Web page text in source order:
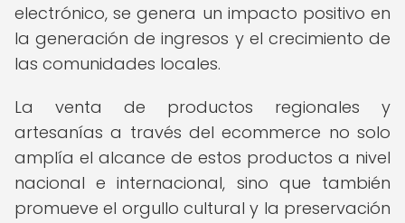
electrónico, se genera un impacto positivo en
la generación de ingresos y el crecimiento de
las comunidades locales.
La venta de productos regionales y
artesanías a través del ecommerce no solo
amplía el alcance de estos productos a nivel
nacional e internacional, sino que también
promueve el orgullo cultural y la preservación